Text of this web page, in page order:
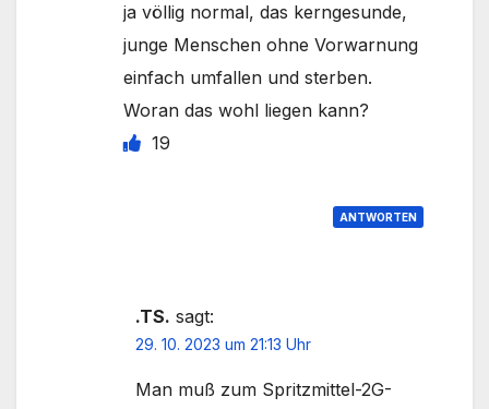
ja völlig normal, das kerngesunde,
junge Menschen ohne Vorwarnung
einfach umfallen und sterben.
Woran das wohl liegen kann?
19
ANTWORTEN
.TS. sagt:
29. 10. 2023 um 21:13 Uhr
Man muß zum Spritzmittel-2G-